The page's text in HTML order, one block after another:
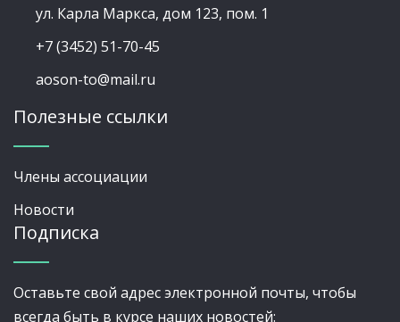
ул. Карла Маркса, дом 123, пом. 1
+7 (3452) 51-70-45
aoson-to@mail.ru
Полезные ссылки
Члены ассоциации
Новости
Подписка
Оставьте свой адрес электронной почты, чтобы
всегда быть в курсе наших новостей: